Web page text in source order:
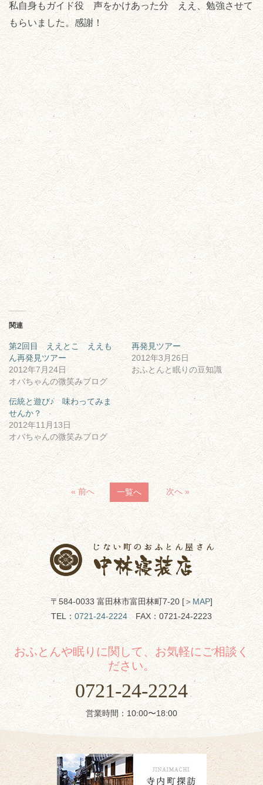
私自身もガイド役 声をかけあった分 ええ、勉強させて
もらいました。感謝！
関連
第2回目 ええとこ ええも
ん再発見ツアー
2012年7月24日
オバちゃんの微笑みブログ
再発見ツアー
2012年3月26日
おふとんと眠りの豆知識
伝統と遊び♪ 味わってみま
せんか？
2012年11月13日
オバちゃんの微笑みブログ
« 前へ 一覧へ 次へ »
〒584-0033 富田林市富田林町7-20 [＞MAP]
TEL：0721-24-2224FAX：0721-24-2223
おふとんや眠りに関して、お気軽にご相談く
ださい。
0721-24-2224
営業時間：10:00〜18:00